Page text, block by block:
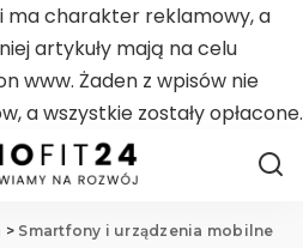
ma charakter reklamowy, a
artykuły mają na celu
www. Żaden z wpisów nie
a wszystkie zostały opłacone.
> Smartfony i urządzenia mobilne